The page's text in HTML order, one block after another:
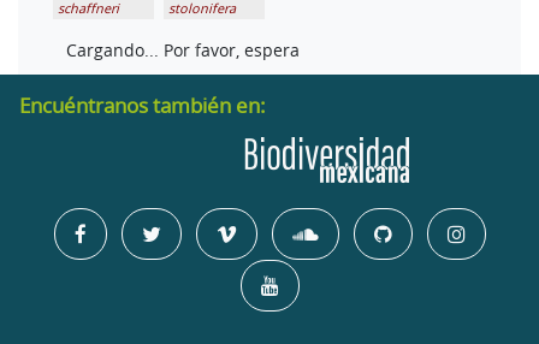
schaffneri
stolonifera
Полевица
Agrostis